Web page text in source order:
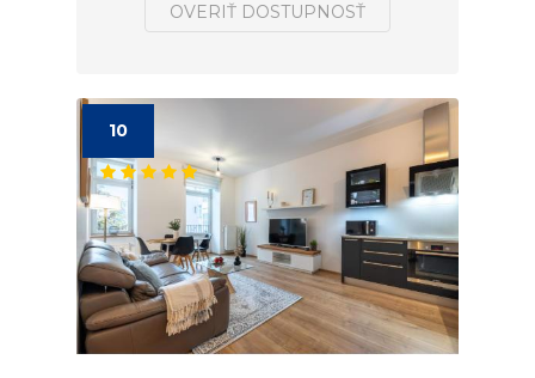
OVERIŤ DOSTUPNOSŤ
10